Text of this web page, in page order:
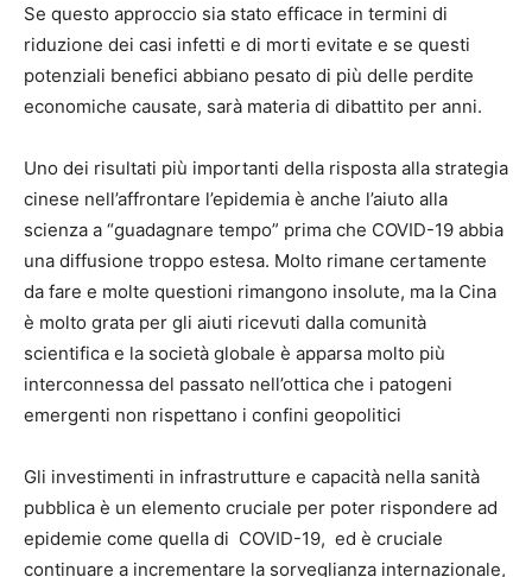
Se questo approccio sia stato efficace in termini di
riduzione dei casi infetti e di morti evitate e se questi
potenziali benefici abbiano pesato di più delle perdite
economiche causate, sarà materia di dibattito per anni.
Uno dei risultati più importanti della risposta alla strategia
cinese nell’affrontare l’epidemia è anche l’aiuto alla
scienza a “guadagnare tempo” prima che COVID-19 abbia
una diffusione troppo estesa. Molto rimane certamente
da fare e molte questioni rimangono insolute, ma la Cina
è molto grata per gli aiuti ricevuti dalla comunità
scientifica e la società globale è apparsa molto più
interconnessa del passato nell’ottica che i patogeni
emergenti non rispettano i confini geopolitici
Gli investimenti in infrastrutture e capacità nella sanità
pubblica è un elemento cruciale per poter rispondere ad
epidemie come quella di COVID-19, ed è cruciale
continuare a incrementare la sorveglianza internazionale,